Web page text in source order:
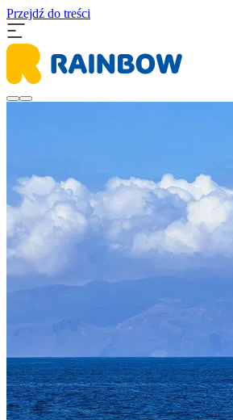
Przejdź do treści